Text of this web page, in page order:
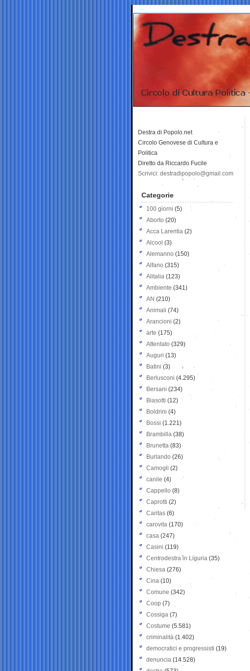
Destra di Popolo.net
Circolo Genovese di Cultura e
Politica
Diretto da Riccardo Fucile
Scrivici: destradipopolo@gmail.com
Categorie
100 giorni (5)
Aborto (20)
Acca Larentia (2)
Alcool (3)
Alemanno (150)
Alfano (315)
Alitalia (123)
Ambiente (341)
AN (210)
Animali (74)
Arancioni (2)
arte (175)
Attentato (329)
Auguri (13)
Batini (3)
Berlusconi (4.295)
Bersani (234)
Biasotti (12)
Boldrini (4)
Bossi (1.221)
Brambilla (38)
Brunetta (83)
Burlando (26)
Camogli (2)
canile (4)
Cappello (8)
Caprotti (2)
Caritas (6)
carovita (170)
casa (247)
Casini (119)
Centrodestra in Liguria (35)
Chiesa (276)
Cina (10)
Comune (342)
Coop (7)
Cossiga (7)
Costume (5.581)
criminalità (1.402)
democratici e progressisti (19)
denuncia (14.528)